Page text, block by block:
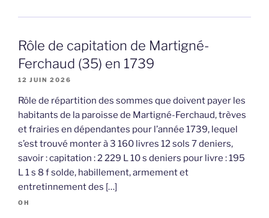
Rôle de capitation de Martigné-
Ferchaud (35) en 1739
12 JUIN 2026
Rôle de répartition des sommes que doivent payer les
habitants de la paroisse de Martigné-Ferchaud, trèves
et frairies en dépendantes pour l’année 1739, lequel
s’est trouvé monter à 3 160 livres 12 sols 7 deniers,
savoir : capitation : 2 229 L 10 s deniers pour livre : 195
L 1 s 8 f solde, habillement, armement et
entretinnement des […]
OH